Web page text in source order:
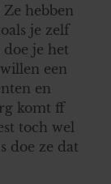
hebben
je zelf
je het
een
en
komt ff
toch wel
doe ze dat